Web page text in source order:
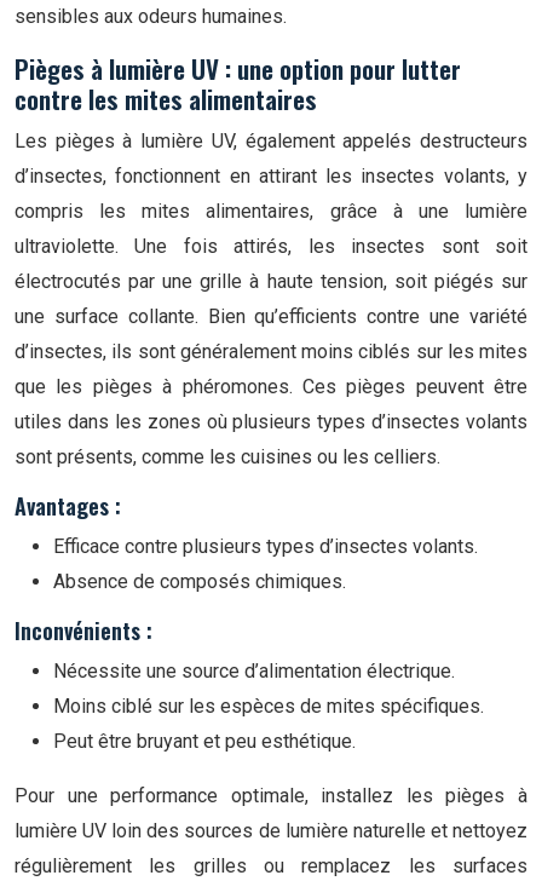
sensibles aux odeurs humaines.
Pièges à lumière UV : une option pour lutter
contre les mites alimentaires
Les pièges à lumière UV, également appelés destructeurs
d’insectes, fonctionnent en attirant les insectes volants, y
compris les mites alimentaires, grâce à une lumière
ultraviolette. Une fois attirés, les insectes sont soit
électrocutés par une grille à haute tension, soit piégés sur
une surface collante. Bien qu’efficients contre une variété
d’insectes, ils sont généralement moins ciblés sur les mites
que les pièges à phéromones. Ces pièges peuvent être
utiles dans les zones où plusieurs types d’insectes volants
sont présents, comme les cuisines ou les celliers.
Avantages :
Efficace contre plusieurs types d’insectes volants.
Absence de composés chimiques.
Inconvénients :
Nécessite une source d’alimentation électrique.
Moins ciblé sur les espèces de mites spécifiques.
Peut être bruyant et peu esthétique.
Pour une performance optimale, installez les pièges à
lumière UV loin des sources de lumière naturelle et nettoyez
régulièrement les grilles ou remplacez les surfaces